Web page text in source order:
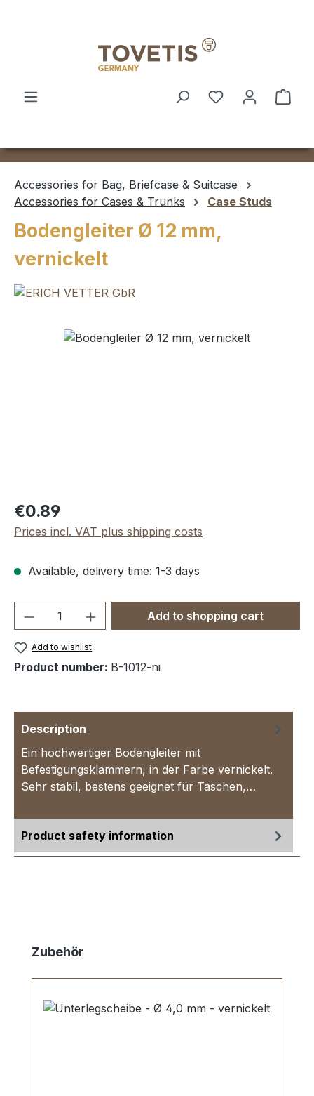
Accessories for Bag, Briefcase & Suitcase
Accessories for Cases & Trunks
Case Studs
Bodengleiter Ø 12 mm,
vernickelt
Skip image gallery
Regular price:
€0.89
Prices incl. VAT plus shipping costs
Available, delivery time: 1-3 days
Product Quantity: Enter the desired
Add to shopping cart
Add to wishlist
Product number: B-1012-ni
Description
Ein hochwertiger Bodengleiter mit
Befestigungsklammern, in der Farbe vernickelt.
Sehr stabil, bestens geeignet für Taschen,…
Product safety information
Skip product gallery
Zubehör